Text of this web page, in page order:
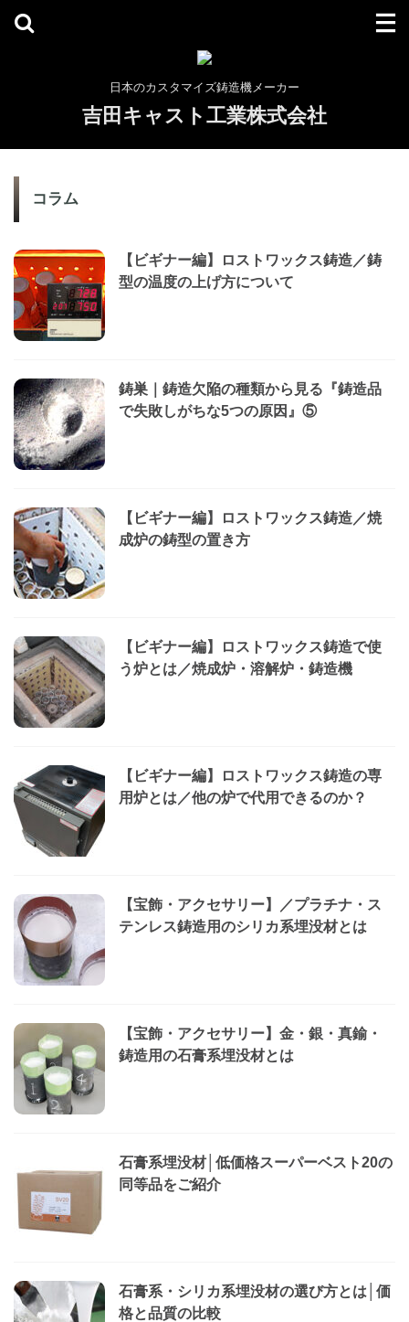
日本のカスタマイズ鋳造機メーカー
吉田キャスト工業株式会社
コラム
【ビギナー編】ロストワックス鋳造／鋳
型の温度の上げ方について
鋳巣｜鋳造欠陥の種類から見る『鋳造品
で失敗しがちな5つの原因』⑤
【ビギナー編】ロストワックス鋳造／焼
成炉の鋳型の置き方
【ビギナー編】ロストワックス鋳造で使
う炉とは／焼成炉・溶解炉・鋳造機
【ビギナー編】ロストワックス鋳造の専
用炉とは／他の炉で代用できるのか？
【宝飾・アクセサリー】／プラチナ・ス
テンレス鋳造用のシリカ系埋没材とは
【宝飾・アクセサリー】金・銀・真鍮・
鋳造用の石膏系埋没材とは
石膏系埋没材│低価格スーパーベスト20の
同等品をご紹介
石膏系・シリカ系埋没材の選び方とは│価
格と品質の比較